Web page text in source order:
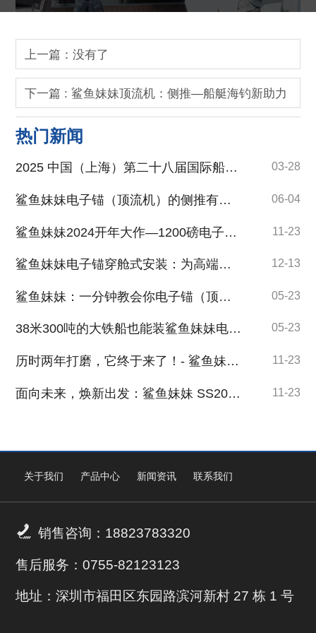
上一篇：没有了
下一篇 : 鲨鱼妹妹顶流机：侧推—船艇海钓新助力
热门新闻
2025 中国（上海）第二十八届国际船艇及其技术设备展览会盛大启幕 03-28
鲨鱼妹妹电子锚（顶流机）的侧推有什么用？ 06-04
鲨鱼妹妹2024开年大作—1200磅电子锚引领海钓装备新潮流 11-23
鲨鱼妹妹电子锚穿舱式安装：为高端船艇量身定制的卓越方案 12-13
鲨鱼妹妹：一分钟教会你电子锚（顶流机）盖流功能 05-23
38米300吨的大铁船也能装鲨鱼妹妹电子锚（顶流机）吗？ 05-23
历时两年打磨，它终于来了！- 鲨鱼妹妹 自研电子锚专用电池 11-23
面向未来，焕新出发：鲨鱼妹妹 SS200 电子锚全面升级！ 11-23
关于我们 产品中心 新闻资讯 联系我们
 销售咨询：18823783320
售后服务：0755-82123123
地址：深圳市福田区东园路滨河新村 27 栋 1 号